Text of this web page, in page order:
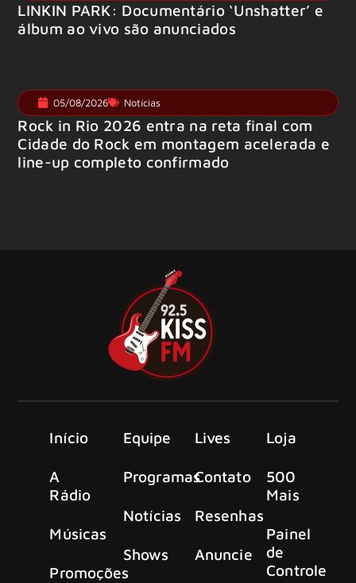
LINKIN PARK: Documentário ‘Unshatter’ e
álbum ao vivo são anunciados
05/08/2026 Notícias
Rock in Rio 2026 entra na reta final com
Cidade do Rock em montagem acelerada e
line-up completo confirmado
Início
A
Rádio
Músicas
Promoções
Equipe
Programas
Notícias
Shows
Lives
Contato
Resenhas
Anuncie
Loja
500
Mais
Painel
de
Controle